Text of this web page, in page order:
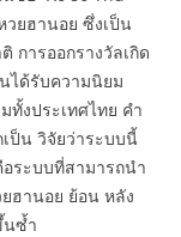
วยฮานอย ซึ่งเป็น
การออกรางวัลเกิด
ได้รับความนิยม
ทั้งประเทศไทย คำ
ป็น วิจัยว่าระบบนี้
ระบบที่สามารถนำ
ฮานอย ย้อน หลัง
นซ้ำ